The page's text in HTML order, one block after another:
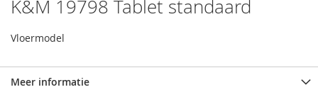
K&M 19798 Tablet standaard
Vloermodel
Meer informatie